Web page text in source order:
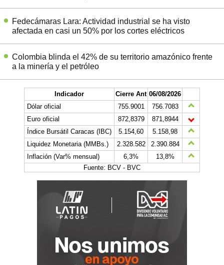
Fedecámaras Lara: Actividad industrial se ha visto
afectada en casi un 50% por los cortes eléctricos
Colombia blinda el 42% de su territorio amazónico frente
a la minería y el petróleo
Indicador Cierre Ant 06/08/2026
Dólar oficial
755.9001
756.7083
Euro oficial
872,8379
871,8944
Índice Bursátil Caracas (IBC)
5.154,60
5.158,98
Liquidez Monetaria (MMBs.)
2.328.582
2.390.884
Inflación (Var% mensual)
6,3%
13,8%
Fuente: BCV - BVC